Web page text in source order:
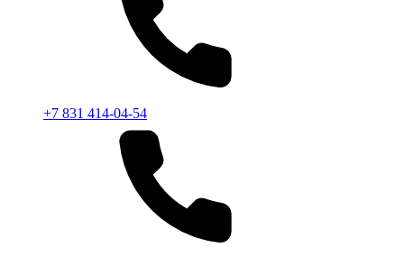
+7 831 414-04-54